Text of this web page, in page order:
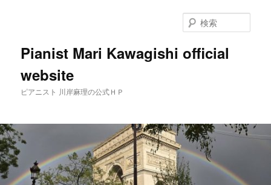
移
動
動
Pianist Mari Kawagishi official
website
ピアニスト 川岸麻理の公式ＨＰ
索